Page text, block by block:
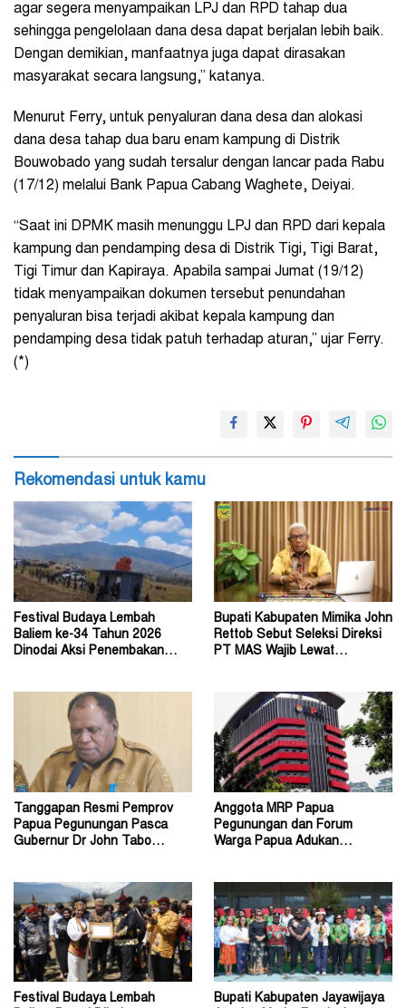
agar segera menyampaikan LPJ dan RPD tahap dua
sehingga pengelolaan dana desa dapat berjalan lebih baik.
Dengan demikian, manfaatnya juga dapat dirasakan
masyarakat secara langsung,” katanya.
Menurut Ferry, untuk penyaluran dana desa dan alokasi
dana desa tahap dua baru enam kampung di Distrik
Bouwobado yang sudah tersalur dengan lancar pada Rabu
(17/12) melalui Bank Papua Cabang Waghete, Deiyai.
“Saat ini DPMK masih menunggu LPJ dan RPD dari kepala
kampung dan pendamping desa di Distrik Tigi, Tigi Barat,
Tigi Timur dan Kapiraya. Apabila sampai Jumat (19/12)
tidak menyampaikan dokumen tersebut penundahan
penyaluran bisa terjadi akibat kepala kampung dan
pendamping desa tidak patuh terhadap aturan,” ujar Ferry.
(*)
Rekomendasi untuk kamu
Festival Budaya Lembah
Baliem ke-34 Tahun 2026
Dinodai Aksi Penembakan
Bupati Kabupaten Mimika John
Rettob Sebut Seleksi Direksi
PT MAS Wajib Lewat
Tanggapan Resmi Pemprov
Papua Pegunungan Pasca
Gubernur Dr John Tabo
Anggota MRP Papua
Pegunungan dan Forum
Warga Papua Adukan
Festival Budaya Lembah Bupati Kabupaten Jayawijaya